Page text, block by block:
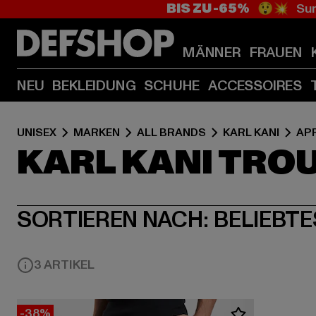
BIS ZU -65% 😲💥
MÄNNER FRAUEN
NEU BEKLEIDUNG SCHUHE ACCESSOIRES
UNISEX MARKEN ALL BRANDS KARL KANI
KARL KANI
SORTIEREN NACH:
3 ARTIKEL